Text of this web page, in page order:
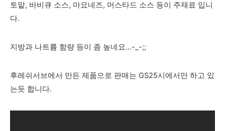
토맡, 바비큐 소스, 마요네즈, 머스타드 소스 등이 주재료 입니
다.
지방과 나트륨 함량 등이 좀 높네요...-_-;;
후레쉬서브에서 만든 제품으로 판매는 GS25시에서만 하고 있
는듯 합니다.